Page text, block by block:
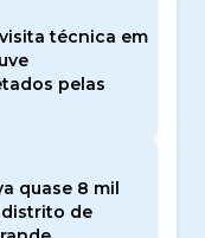
técnica em
pelas
quase 8 mil
de